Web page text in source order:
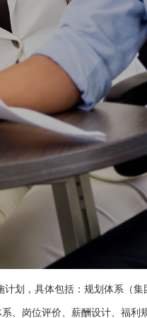
划，具体包括：规划体系（集
岗位评价、薪酬设计、福利